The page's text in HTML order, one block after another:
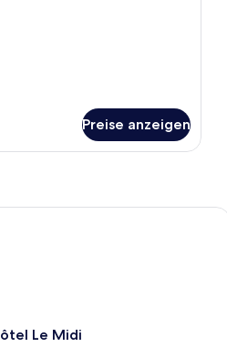
Preise anzeigen
Le Midi
Le Midi